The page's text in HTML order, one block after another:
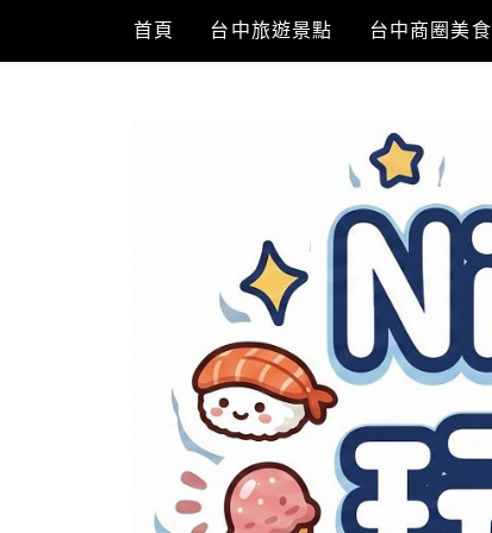
content
首頁 台中旅遊景點 台中商圈美食